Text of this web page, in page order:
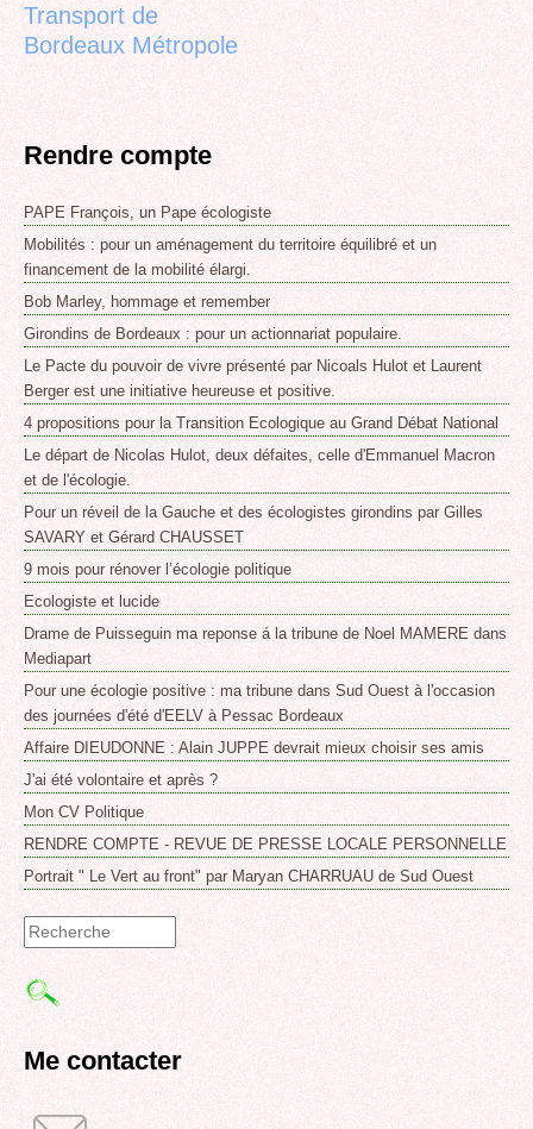
Transport de
Bordeaux Métropole
Rendre compte
PAPE François, un Pape écologiste
Mobilités : pour un aménagement du territoire équilibré et un
financement de la mobilité élargi.
Bob Marley, hommage et remember
Girondins de Bordeaux : pour un actionnariat populaire.
Le Pacte du pouvoir de vivre présenté par Nicoals Hulot et Laurent
Berger est une initiative heureuse et positive.
4 propositions pour la Transition Ecologique au Grand Débat National
Le départ de Nicolas Hulot, deux défaites, celle d'Emmanuel Macron
et de l'écologie.
Pour un réveil de la Gauche et des écologistes girondins par Gilles
SAVARY et Gérard CHAUSSET
9 mois pour rénover l’écologie politique
Ecologiste et lucide
Drame de Puisseguin ma reponse á la tribune de Noel MAMERE dans
Mediapart
Pour une écologie positive : ma tribune dans Sud Ouest à l'occasion
des journées d'été d'EELV à Pessac Bordeaux
Affaire DIEUDONNE : Alain JUPPE devrait mieux choisir ses amis
J'ai été volontaire et après ?
Mon CV Politique
RENDRE COMPTE - REVUE DE PRESSE LOCALE PERSONNELLE
Portrait " Le Vert au front" par Maryan CHARRUAU de Sud Ouest
Formulaire
de
Me contacter